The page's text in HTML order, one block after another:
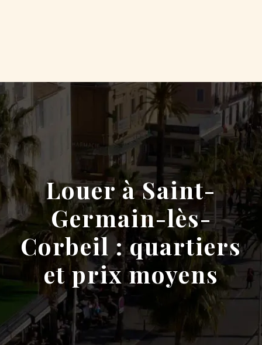
Louer à Saint-
Germain-lès-
Corbeil : quartiers
et prix moyens